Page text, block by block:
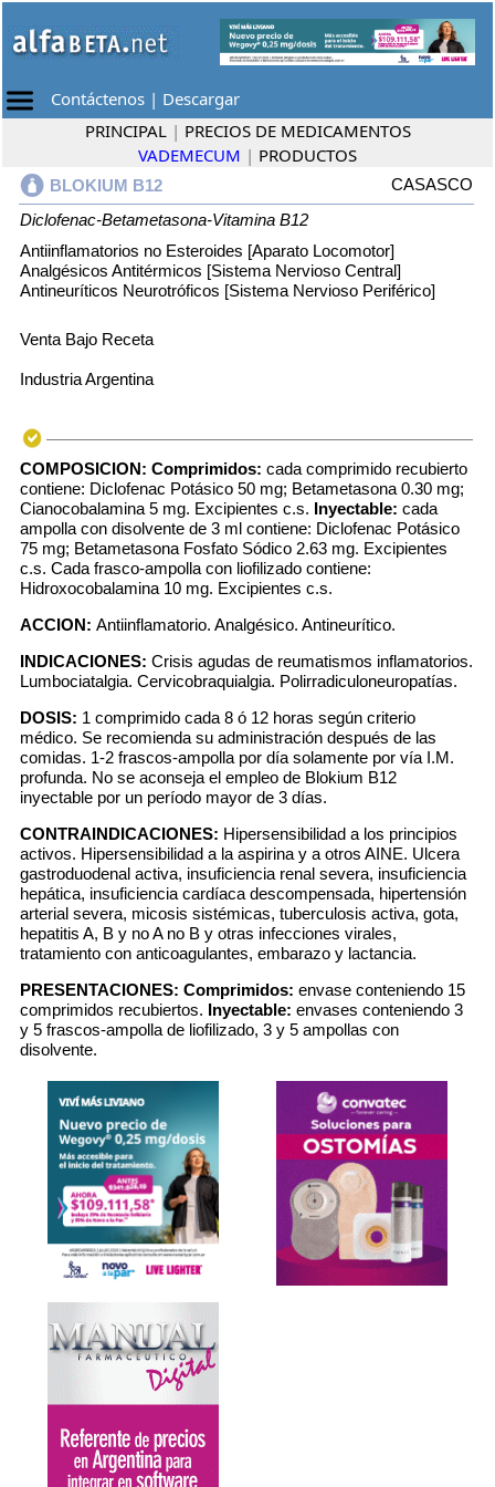
Contáctenos | Descargar
PRINCIPAL | PRECIOS DE MEDICAMENTOS
VADEMECUM | PRODUCTOS
BLOKIUM B12
CASASCO
Diclofenac-Betametasona-Vitamina B12
Antiinflamatorios no Esteroides [Aparato Locomotor]
Analgésicos Antitérmicos [Sistema Nervioso Central]
Antineuríticos Neurotróficos [Sistema Nervioso Periférico]
Venta Bajo Receta
Industria Argentina
COMPOSICION: Comprimidos: cada comprimido recubierto
contiene: Diclofenac Potásico 50 mg; Betametasona 0.30 mg;
Cianocobalamina 5 mg. Excipientes c.s. Inyectable: cada
ampolla con disolvente de 3 ml contiene: Diclofenac Potásico
75 mg; Betametasona Fosfato Sódico 2.63 mg. Excipientes
c.s. Cada frasco-ampolla con liofilizado contiene:
Hidroxocobalamina 10 mg. Excipientes c.s.
ACCION: Antiinflamatorio. Analgésico. Antineurítico.
INDICACIONES: Crisis agudas de reumatismos inflamatorios.
Lumbociatalgia. Cervicobraquialgia. Polirradiculoneuropatías.
DOSIS: 1 comprimido cada 8 ó 12 horas según criterio
médico. Se recomienda su administración después de las
comidas. 1-2 frascos-ampolla por día solamente por vía I.M.
profunda. No se aconseja el empleo de Blokium B12
inyectable por un período mayor de 3 días.
CONTRAINDICACIONES: Hipersensibilidad a los principios
activos. Hipersensibilidad a la aspirina y a otros AINE. Ulcera
gastroduodenal activa, insuficiencia renal severa, insuficiencia
hepática, insuficiencia cardíaca descompensada, hipertensión
arterial severa, micosis sistémicas, tuberculosis activa, gota,
hepatitis A, B y no A no B y otras infecciones virales,
tratamiento con anticoagulantes, embarazo y lactancia.
PRESENTACIONES: Comprimidos: envase conteniendo 15
comprimidos recubiertos. Inyectable: envases conteniendo 3
y 5 frascos-ampolla de liofilizado, 3 y 5 ampollas con
disolvente.